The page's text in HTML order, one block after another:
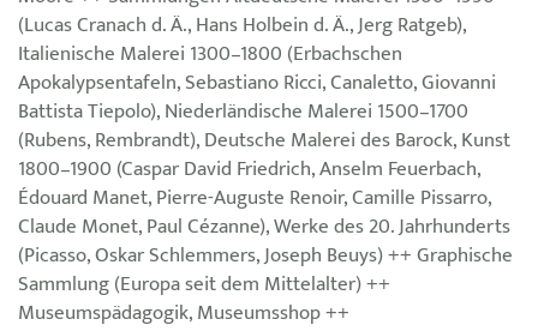
(Lucas Cranach d. Ä., Hans Holbein d. Ä., Jerg Ratgeb),
Italienische Malerei 1300–1800 (Erbachschen
Apokalypsentafeln, Sebastiano Ricci, Canaletto, Giovanni
Battista Tiepolo), Niederländische Malerei 1500–1700
(Rubens, Rembrandt), Deutsche Malerei des Barock, Kunst
1800–1900 (Caspar David Friedrich, Anselm Feuerbach,
Édouard Manet, Pierre-Auguste Renoir, Camille Pissarro,
Claude Monet, Paul Cézanne), Werke des 20. Jahrhunderts
(Picasso, Oskar Schlemmers, Joseph Beuys) ++ Graphische
Sammlung (Europa seit dem Mittelalter) ++
Museumspädagogik, Museumsshop ++